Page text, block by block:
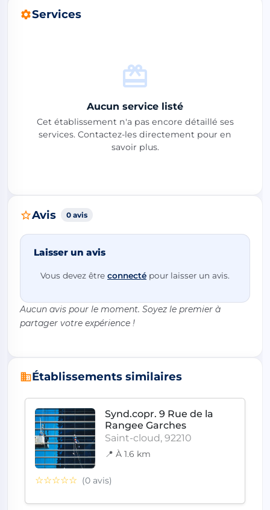
Services
Aucun service listé
Cet établissement n'a pas encore détaillé ses
services. Contactez-les directement pour en
savoir plus.
Avis 0 avis
Laisser un avis
Vous devez être connecté pour laisser un avis.
Aucun avis pour le moment. Soyez le premier à
partager votre expérience !
Établissements similaires
Synd.copr. 9 Rue de la
Rangee Garches
Saint-cloud, 92210
📍 À 1.6 km
☆☆☆☆☆ (0 avis)